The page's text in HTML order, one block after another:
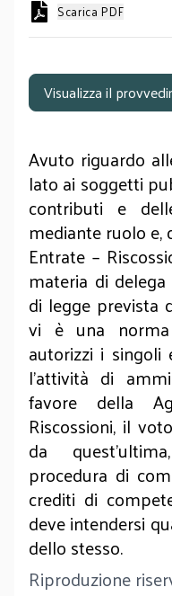
Scarica PDF
Visualizza il
Avuto riguardo
lato ai soggetti
contributi e
mediante ruolo e,
Entrate –
materia di
di legge prevista
vi è una
autorizzi i
l’attività di
favore della
Riscossioni, il
da
procedura di
crediti di
deve intendersi
dello stesso.
Riproduzione